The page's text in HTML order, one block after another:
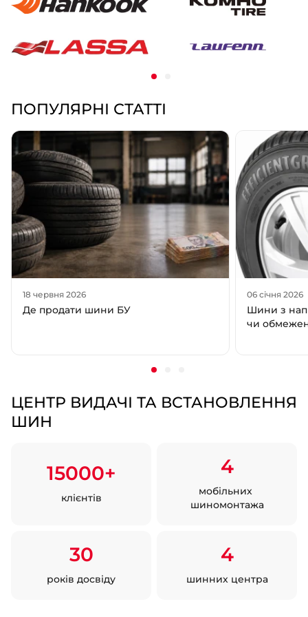
ПОПУЛЯРНІ СТАТТІ
18 червня 2026
Де продати шини БУ
06 січня 2026
Шини з
чи
ЦЕНТР ВИДАЧІ ТА ВСТАНОВЛЕННЯ
ШИН
15000+
клієнтів
4
мобільних
шиномонтажа
30
років досвіду
4
шинних центра